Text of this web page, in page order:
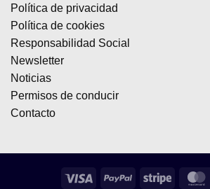
Política de privacidad
Política de cookies
Responsabilidad Social
Newsletter
Noticias
Permisos de conducir
Contacto
Visa PayPal Stripe